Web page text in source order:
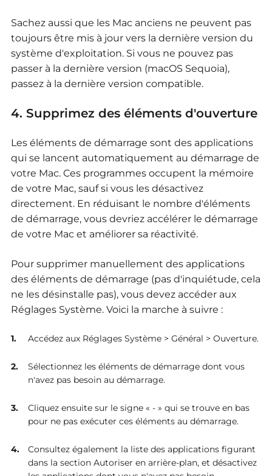
Sachez aussi que les Mac anciens ne peuvent pas
toujours être mis à jour vers la dernière version du
système d'exploitation. Si vous ne pouvez pas
passer à la dernière version (macOS Sequoia),
passez à la dernière version compatible.
4. Supprimez des éléments d'ouverture
Les éléments de démarrage sont des applications
qui se lancent automatiquement au démarrage de
votre Mac. Ces programmes occupent la mémoire
de votre Mac, sauf si vous les désactivez
directement. En réduisant le nombre d'éléments
de démarrage, vous devriez accélérer le démarrage
de votre Mac et améliorer sa réactivité.
Pour supprimer manuellement des applications
des éléments de démarrage (pas d'inquiétude, cela
ne les désinstalle pas), vous devez accéder aux
Réglages Système. Voici la marche à suivre :
Accédez aux Réglages Système > Général > Ouverture.
Sélectionnez les éléments de démarrage dont vous
n'avez pas besoin au démarrage.
Cliquez ensuite sur le signe « - » qui se trouve en bas
pour ne pas exécuter ces éléments au démarrage.
Consultez également la liste des applications figurant
dans la section Autoriser en arrière-plan, et désactivez